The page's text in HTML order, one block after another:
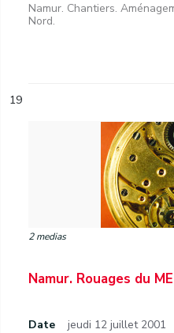
Namur. Chantiers.
Nord.
19
2 medias
Namur. Rouages du
Date jeudi 12 juillet 2001